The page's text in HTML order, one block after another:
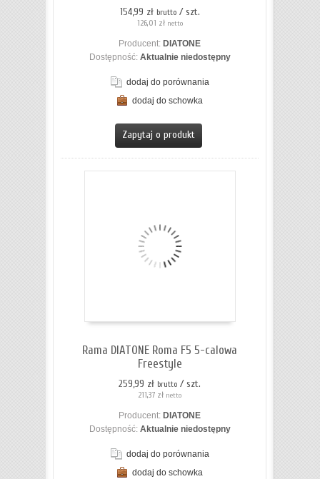
154,99 zł brutto / szt.
126,01 zł netto
Producent: DIATONE
Dostępność: Aktualnie niedostępny
dodaj do porównania
dodaj do schowka
Zapytaj o produkt
Rama DIATONE Roma F5 5-calowa
Freestyle
259,99 zł brutto / szt.
211,37 zł netto
Producent: DIATONE
Dostępność: Aktualnie niedostępny
dodaj do porównania
dodaj do schowka